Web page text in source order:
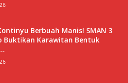
Berbuah Manis! SMAN 3
Buktikan Karawitan Bentuk